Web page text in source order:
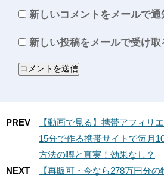
新しいコメントをメールで通
新しい投稿をメールで受け取
PREV
【動画で見る】携帯アフィリ
15分で作る携帯サイトで毎月
方法の噂と真実！効果なし？
NEXT
【再販可・今なら278万円分の